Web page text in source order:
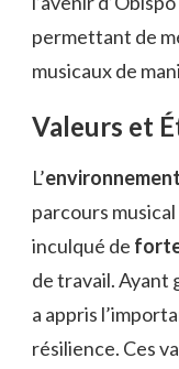
permettant de
musicaux de
Valeurs et
L’
parcours
inculqué de
de travail. Ayant
a appris
résilience. Ces